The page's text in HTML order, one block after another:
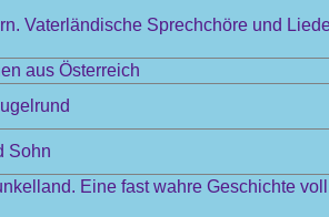
Vaterländische Sprechchöre und
aus Österreich
Sohn
Eine fast wahre Geschichte